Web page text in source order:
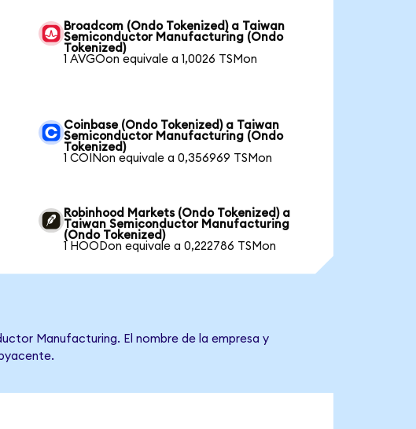
Broadcom (Ondo Tokenized) a Taiwan
Semiconductor Manufacturing (Ondo
Tokenized)
1 AVGOon equivale a 1,0026 TSMon
Coinbase (Ondo Tokenized) a Taiwan
Semiconductor Manufacturing (Ondo
Tokenized)
1 COINon equivale a 0,356969 TSMon
Robinhood Markets (Ondo Tokenized) a
Taiwan Semiconductor Manufacturing
(Ondo Tokenized)
1 HOODon equivale a 0,222786 TSMon
Manufacturing. El nombre de la empresa y